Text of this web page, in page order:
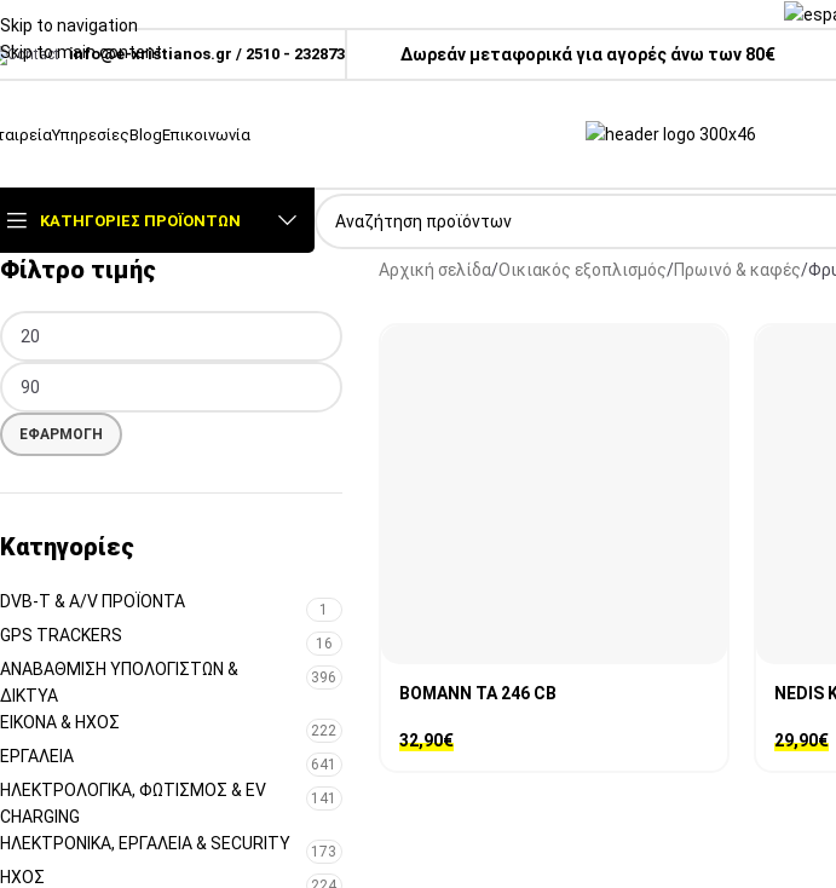
Skip to navigation
Skip to main content
info@e-xristianos.gr / 2510 - 232873 Δωρεάν μεταφορικά για αγορές άνω των 80€
ΥπηρεσίεςBlogΕπικοινωνία
ΚΑΤΗΓΟΡΊΕΣ ΠΡΟΪΌΝΤΩΝ
Φίλτρο τιμής
ΕΦΑΡΜΟΓΉ
Κατηγορίες
DVB-T & A/V ΠΡΟΪΌΝΤΑ 1
GPS TRACKERS 16
ΑΝΑΒΆΘΜΙΣΗ ΥΠΟΛΟΓΙΣΤΏΝ &
ΔΊΚΤΥΑ
396
ΕΙΚΌΝΑ & ΗΧΟΣ 222
ΕΡΓΑΛΕΊΑ 641
ΗΛΕΚΤΡΟΛΟΓΙΚΆ, ΦΩΤΙΣΜΌΣ & EV
CHARGING
141
ΗΛΕΚΤΡΟΝΙΚΆ, ΕΡΓΑΛΕΊΑ & SECURITY 173
ΉΧΟΣ
Αρχική σελίδα Οικιακός εξοπλισμός Πρωινό & καφές
BOMANN TA 246 CB
32,90€
NEDIS
29,90€